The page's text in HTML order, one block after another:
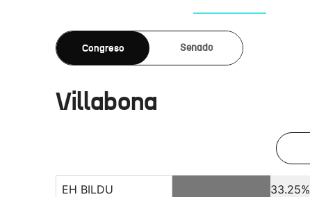
Congreso Senado
Villabona
EH BILDU
33.25%